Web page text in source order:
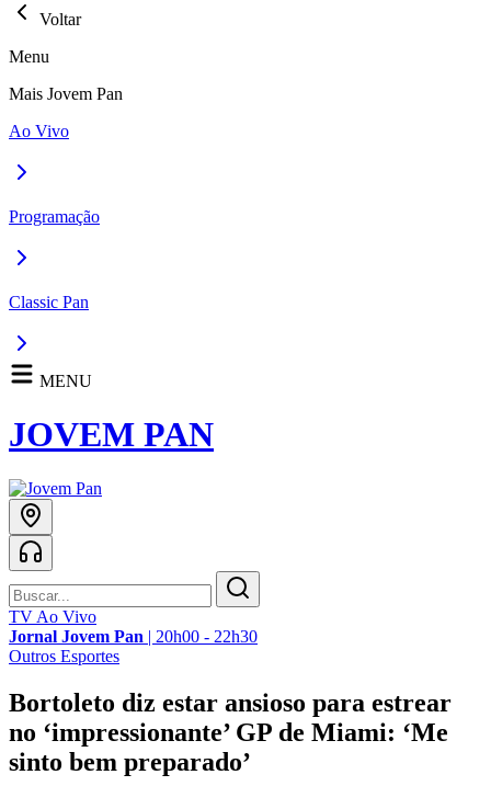
Voltar
Menu
Mais Jovem Pan
Ao Vivo
Programação
Classic Pan
MENU
JOVEM PAN
TV Ao Vivo
Jornal Jovem Pan | 20h00 - 22h30
Outros Esportes
Bortoleto diz estar ansioso para estrear
no ‘impressionante’ GP de Miami: ‘Me
sinto bem preparado’